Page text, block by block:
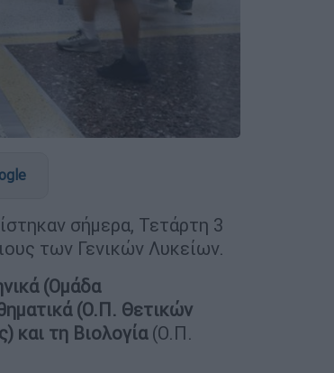
σήμερα, Τετάρτη 3
των Γενικών Λυκείων.
(Ομάδα
(Ο.Π. Θετικών
και τη Βιολογία(Ο.Π.